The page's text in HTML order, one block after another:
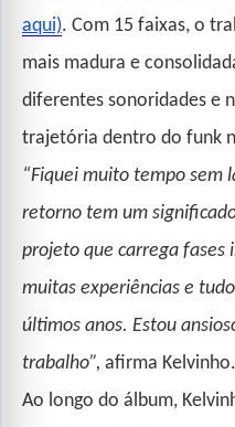
aqui). Com 15 faixas, o
mais madura e
diferentes sonoridades e
trajetória dentro do funk
“Fiquei muito tempo sem
retorno tem um
projeto que carrega fases
muitas experiências e
últimos anos. Estou
trabalho”, afirma Kelvinho.
Ao longo do álbum,